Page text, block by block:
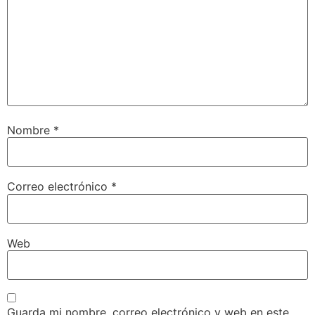
Nombre *
Correo electrónico *
Web